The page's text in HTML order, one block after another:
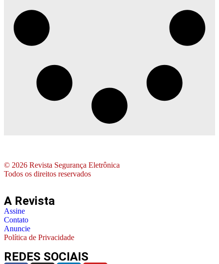
© 2026 Revista Segurança Eletrônica
Todos os direitos reservados
A Revista
Assine
Contato
Anuncie
Política de Privacidade
REDES SOCIAIS